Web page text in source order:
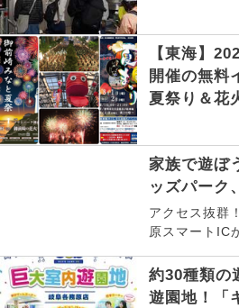
【東海】
開催の無料
夏祭り＆花
家族で遊ぼ
ッズパーク
アクセス抜群
原スマートIC
約30種類の
遊園地！「